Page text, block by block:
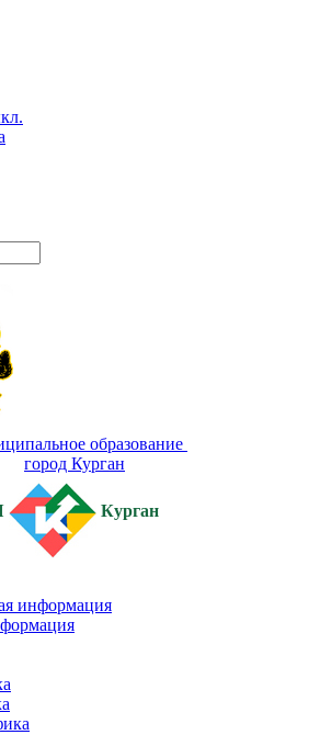
образование
город Курган
Курган
информация